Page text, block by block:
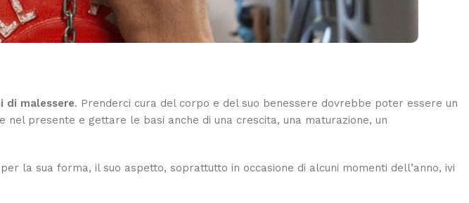
di malessere. Prenderci cura del corpo e del suo benessere dovrebbe poter essere un
presente e gettare le basi anche di una crescita, una maturazione, un
la sua forma, il suo aspetto, soprattutto in occasione di alcuni momenti dell’anno, ivi